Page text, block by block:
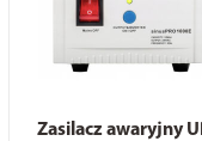
Zasilacz awaryjny